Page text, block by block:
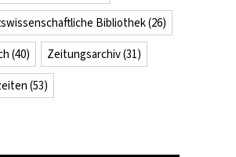
Bibliothek(26)
(40) Zeitungsarchiv(31)
(53)